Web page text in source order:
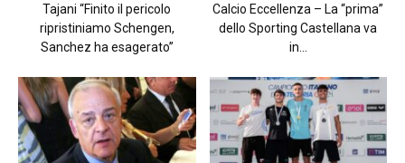
Tajani “Finito il pericolo
ripristiniamo Schengen,
Sanchez ha esagerato”
Calcio Eccellenza – La “prima”
dello Sporting Castellana va
in...